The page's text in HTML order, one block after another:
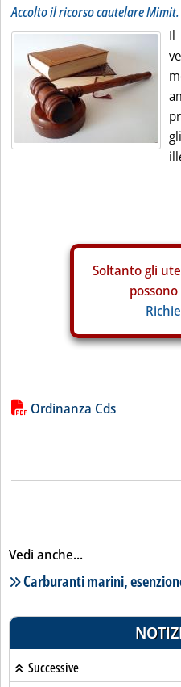
Accolto il ricorso cautelare
Il
Soltanto gli
Lista allegati PDF alla
Ordinanza Cds
Vedi anche...
Lista notizie correlate
Carburanti marini,
Successive